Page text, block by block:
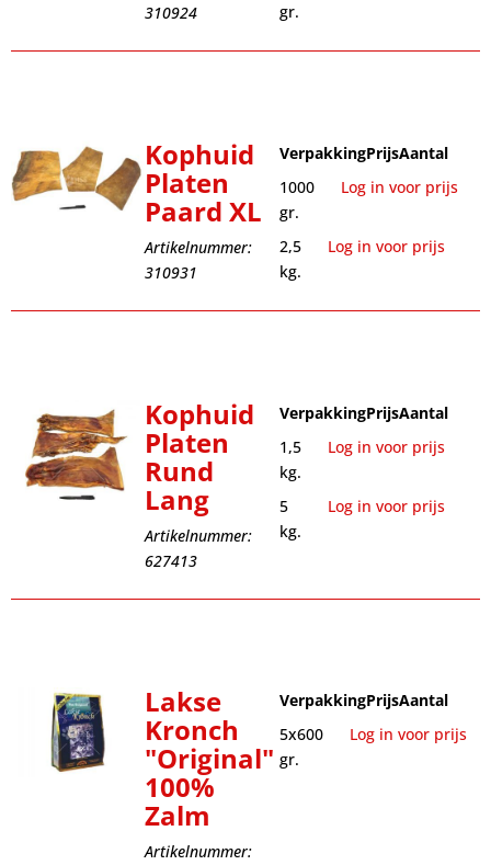
310924
gr.
Kophuid
Platen
Paard XL
Artikelnummer:
310931
VerpakkingPrijsAantal
1000
gr.
Log in voor prijs
2,5
kg.
Log in voor prijs
Kophuid
Platen
Rund
Lang
Artikelnummer:
627413
VerpakkingPrijsAantal
1,5
kg.
Log in voor prijs
5
kg.
Log in voor prijs
Lakse
Kronch
"Original"
100%
Zalm
Artikelnummer:
VerpakkingPrijsAantal
5x600
gr.
Log in voor prijs